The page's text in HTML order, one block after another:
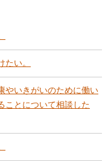
たい。
やいきがいのために働い
ことについて相談した